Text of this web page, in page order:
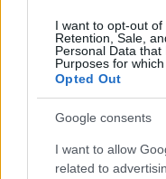
I want to opt-out of
Retention, Sale,
Personal Data
Purposes for
Opted Out
Google consents
I want to allow
related to
Jorge Meré y Lucas
Cádiz.